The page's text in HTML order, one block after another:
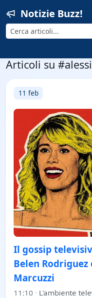
Notizie Buzz!
Cerca
Articoli su
11 feb
Il gossip
Belen Rodriguez
Marcuzzi
11:10 · L'ambiente